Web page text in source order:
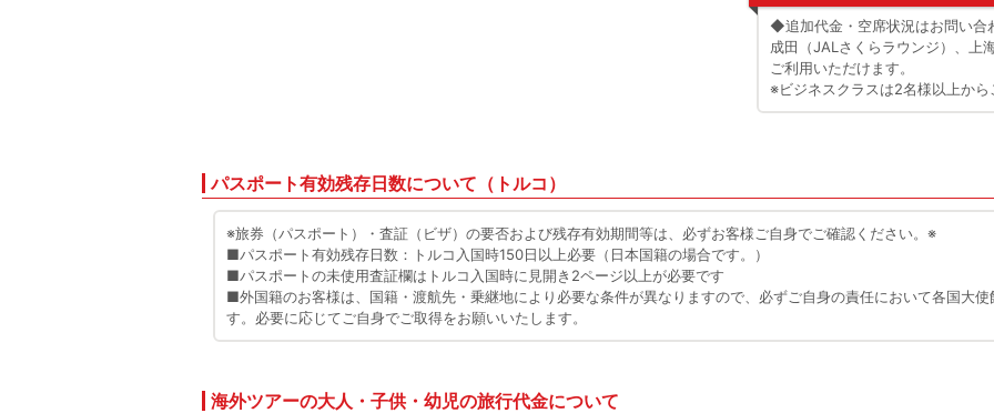
◆追加代金・空席状況はお問い合
成田（JALさくらラウンジ）、上
ご利用いただけます。
※ビジネスクラスは2名様以上か
パスポート有効残存日数について（トルコ）
※旅券（パスポート）・査証（ビザ）の要否および残存有効期間等は、必ずお客様ご自身でご確認ください。※
■パスポート有効残存日数：トルコ入国時150日以上必要（日本国籍の場合です。）
■パスポートの未使用査証欄はトルコ入国時に見開き2ページ以上が必要です
■外国籍のお客様は、国籍・渡航先・乗継地により必要な条件が異なりますので、必ずご自身の責任において各国大
す。必要に応じてご自身でご取得をお願いいたします。
海外ツアーの大人・子供・幼児の旅行代金について